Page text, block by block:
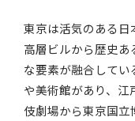
東京は活気のある
高層ビルから歴史
な要素が融合して
や美術館があり、
伎劇場から東京国